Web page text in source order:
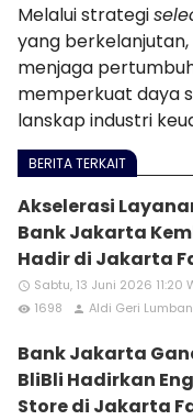
Melalui strategi
yang
menjaga
memperkuat daya
lanskap industri
BERITA TERKAIT
Akselerasi
Bank Jakarta
Hadir di Jakarta
access_time Sabtu, 13 Juni 2026 11:20
remove_red_eye 1698 person Aldi Geri
Bank Jakarta
BliBli Hadirkan
Store di Jakarta